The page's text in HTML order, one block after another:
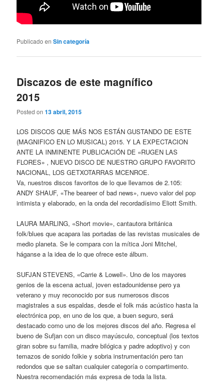
Publicado en Sin categoría
Discazos de este magnífico
2015
Posted on13 abril, 2015
LOS DISCOS QUE MÁS NOS ESTÁN GUSTANDO DE ESTE
(MAGNIFICO EN LO MUSICAL) 2015. Y LA EXPECTACION
ANTE LA INMINENTE PUBLICACIÓN DE «RUGEN LAS
FLORES» , NUEVO DISCO DE NUESTRO GRUPO FAVORITO
NACIONAL, LOS GETXOTARRAS MCENROE.
Va, nuestros discos favoritos de lo que llevamos de 2.105:
ANDY SHAUF, «The beareer of bad news», nuevo valor del pop
intimista y elaborado, en la onda del recordadísimo Eliott Smith.
LAURA MARLING, «Short movie», cantautora británica
folk/blues que acapara las portadas de las revistas musicales de
medio planeta. Se le compara con la mítica Joni Mitchel,
háganse a la idea de lo que ofrece este álbum.
SUFJAN STEVENS, «Carrie & Lowell». Uno de los mayores
genios de la escena actual, joven estadounidense pero ya
veterano y muy reconocido por sus numerosos discos
magistrales a sus espaldas, desde el folk más acústico hasta la
electrónica pop, en uno de los que, a buen seguro, será
destacado como uno de los mejores discos del año. Regresa el
bueno de Sufjan con un disco mayúsculo, conceptual (los textos
giran sobre su familia, madre bilógica y padre adoptivo) y con
temazos de sonido folkie y sobria instrumentación pero tan
redondos que se saltan cualquier categoría o compartimento.
Nuestra recomendación más expresa de toda la lista.